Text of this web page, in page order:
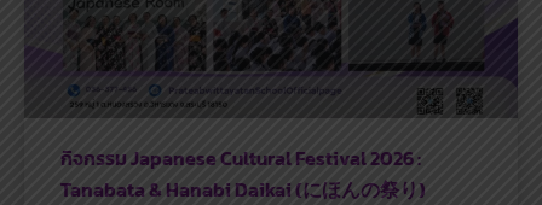
กิจกรรม Japanese Cultural Festival 2026 :
Tanabata & Hanabi Daikai (にほんの祭り)